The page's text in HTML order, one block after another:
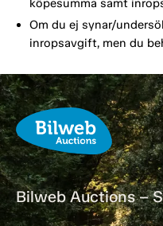
köpesumma samt
Om du ej synar/
inropsavgift, men du
Bilweb Auctions –